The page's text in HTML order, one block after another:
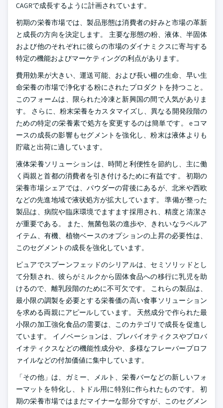
CAGRで成長するように計画されています。
初期の栄養市場では、製品形態は消費者の好みと市場の革新
と成長の方向を決定します。 主要な形態の粉、液体、半固体
および他のそれぞれに彼らの市場のダイナミクスに寄与する
特定の機能およびマーケティングの利点があります。
費用効果が大きい、運送可能、および長い棚の生命、早い生
命栄養の市場で浄化する粉にされたプロダクトを持つこと。
このフォームは、限られた冷凍と新興国の間で人気がありま
す。 さらに、粉末栄養をカスタマイズし、異なる開発段階の
ための特定の栄養素で処方を変更するのは簡単です。 eコマ
ースの成長の影響もセグメントを強化し、粉末は液体よりも
貯蔵と出荷に適しています。
液体栄養ソリューションは、時間と利便性を節約し、主に働
く両親と首都の消費者を引き付けるために有益です。 初期の
栄養市場シェアでは、パウダーの背後にあるが、北米や西欧
などの先進地域で液状処方が拡大しています。 準備が整った
製品は、病院や臨床環境でますます採用され、精度と清潔さ
が重要である。 また、無菌包装の進歩や、きれいなラベルア
イテム、有機、植物ベースのオプションの上昇の必要性は、
このセグメントの成長を強化しています。
ピュアでスプーンフェッドのシリアルは、セミソリッドとし
て分類され、彼らがミルクから固体食品への移行に乳児を助
けるので、離乳段階のために不可欠です。 これらの製品は、
最小限の調製を必要とする栄養価の高い食事ソリューション
を求める両親にアピールしています。 天然成分で作られた最
小限の加工強化食品の需要は、このカテゴリで成長を促進し
ています。 イノベーションは、プレバイオティクスやプロバ
イオティクスなどの機能性成分や、多様なフレーバープロフ
ァイルなどの付加価値に集中しています。
「その他」は、ガミー、メルト、栄養バーなどの新しいフォ
ーマットを特化し、トドル用に特別に作られたものです。 初
期の栄養市場ではまだマイナーな部分ですが、このセグメン